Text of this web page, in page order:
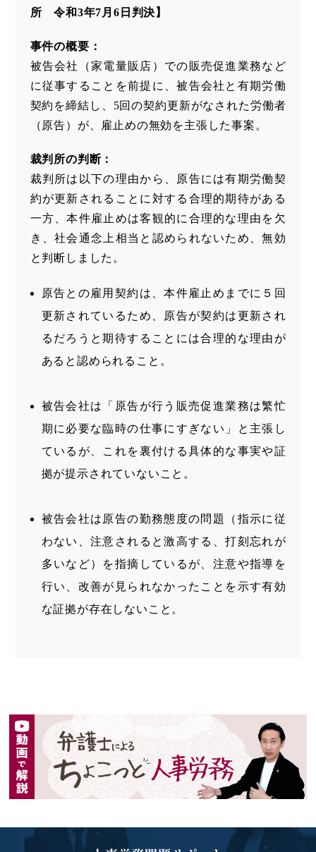
所 令和3年7月6日判決】
事件の概要：
被告会社（家電量販店）での販売促進業務など
に従事することを前提に、被告会社と有期労働
契約を締結し、5回の契約更新がなされた労働者
（原告）が、雇止めの無効を主張した事案。
裁判所の判断：
裁判所は以下の理由から、原告には有期労働契
約が更新されることに対する合理的期待がある
一方、本件雇止めは客観的に合理的な理由を欠
き、社会通念上相当と認められないため、無効
と判断しました。
原告との雇用契約は、本件雇止めまでに５回
更新されているため、原告が契約は更新され
るだろうと期待することには合理的な理由が
あると認められること。
被告会社は「原告が行う販売促進業務は繁忙
期に必要な臨時の仕事にすぎない」と主張し
ているが、これを裏付ける具体的な事実や証
拠が提示されていないこと。
被告会社は原告の勤務態度の問題（指示に従
わない、注意されると激高する、打刻忘れが
多いなど）を指摘しているが、注意や指導を
行い、改善が見られなかったことを示す有効
な証拠が存在しないこと。